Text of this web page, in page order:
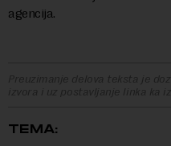
agencija.
Preuzimanje delova teksta je
izvora i uz postavljanje linka ka
TEMA: